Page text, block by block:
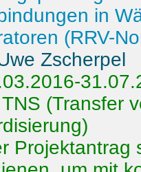
in
(RRV-
Zscherpel
(Transfer
Projektantrag